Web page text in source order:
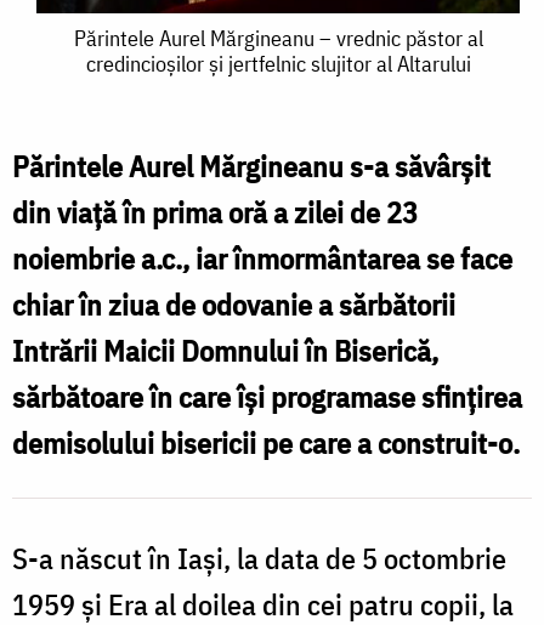
Părintele
Aurel
–
vrednic
păstor
al
credincioșilor
jertfelnic
slujitor
al
Altarului
Părintele Aurel Mărgineanu – vrednic păstor al
credincioșilor și jertfelnic slujitor al Altarului
Părintele Aurel Mărgineanu s-a săvârșit
din viață în prima oră a zilei de 23
noiembrie a.c., iar înmormântarea se face
chiar în ziua de odovanie a sărbătorii
Intrării Maicii Domnului în Biserică,
sărbătoare în care își programase sfințirea
demisolului bisericii pe care a construit-o.
S-a născut în Iași, la data de 5 octombrie
1959 și Era al doilea din cei patru copii, la